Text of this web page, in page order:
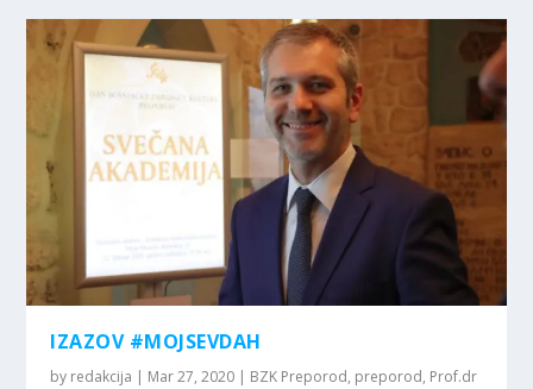
IZAZOV #MOJSEVDAH
by redakcija | Mar 27, 2020 | BZK Preporod, preporod, Prof.dr